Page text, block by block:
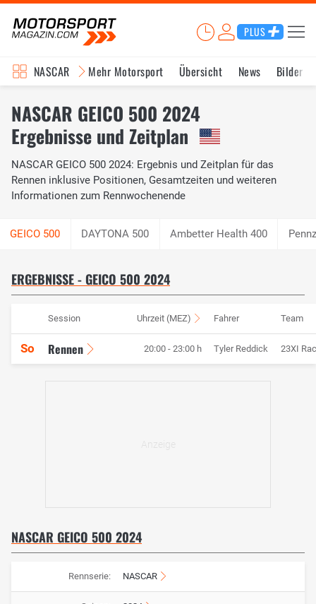
PLUS
NASCAR Mehr Motorsport Übersicht News Bilder
NASCAR GEICO 500 2024
Ergebnisse und Zeitplan
NASCAR GEICO 500 2024: Ergebnis und Zeitplan für das
Rennen inklusive Positionen, Gesamtzeiten und weiteren
Informationen zum Rennwochenende
DAYTONA 500 Ambetter Health 400
ERGEBNISSE - GEICO 500 2024
Session Uhrzeit (MEZ) Fahrer Team
So Rennen 20:00 - 23:00 h Tyler Reddick 23XI
NASCAR GEICO 500 2024
Rennserie: NASCAR